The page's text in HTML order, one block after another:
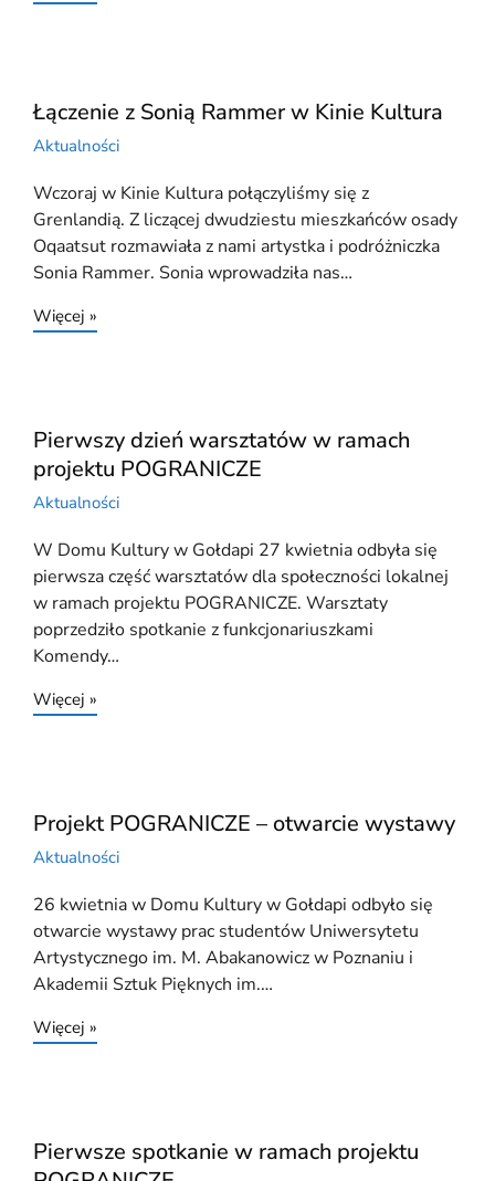
Łączenie z Sonią Rammer w Kinie Kultura
Aktualności
Wczoraj w Kinie Kultura połączyliśmy się z
Grenlandią. Z liczącej dwudziestu mieszkańców osady
Oqaatsut rozmawiała z nami artystka i podróżniczka
Sonia Rammer. Sonia wprowadziła nas…
Więcej »
Pierwszy dzień warsztatów w ramach
projektu POGRANICZE
Aktualności
W Domu Kultury w Gołdapi 27 kwietnia odbyła się
pierwsza część warsztatów dla społeczności lokalnej
w ramach projektu POGRANICZE. Warsztaty
poprzedziło spotkanie z funkcjonariuszkami
Komendy…
Więcej »
Projekt POGRANICZE – otwarcie wystawy
Aktualności
26 kwietnia w Domu Kultury w Gołdapi odbyło się
otwarcie wystawy prac studentów Uniwersytetu
Artystycznego im. M. Abakanowicz w Poznaniu i
Akademii Sztuk Pięknych im.…
Więcej »
Pierwsze spotkanie w ramach projektu